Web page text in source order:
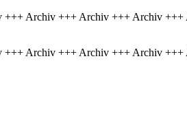
Archiv +++ Archiv +++ Archiv
Archiv +++ Archiv +++ Archiv